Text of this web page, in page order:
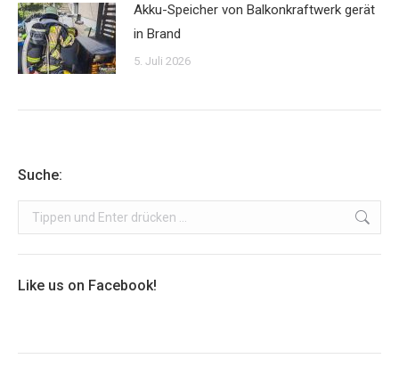
Akku-Speicher von Balkonkraftwerk gerät
in Brand
5. Juli 2026
Suche:
Search:
Like us on Facebook!